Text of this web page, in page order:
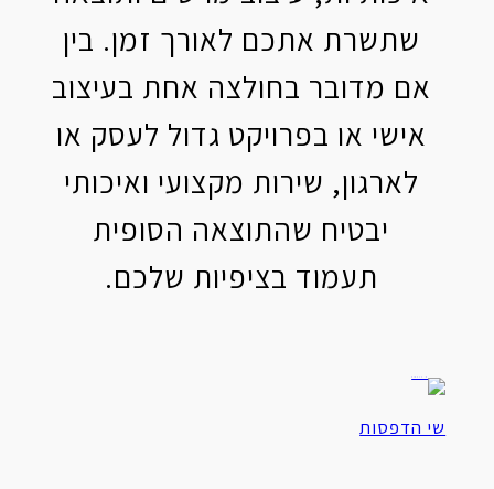
שתשרת אתכם לאורך זמן. בין
אם מדובר בחולצה אחת בעיצוב
אישי או בפרויקט גדול לעסק או
לארגון, שירות מקצועי ואיכותי
יבטיח שהתוצאה הסופית
תעמוד בציפיות שלכם.
שי הדפסות